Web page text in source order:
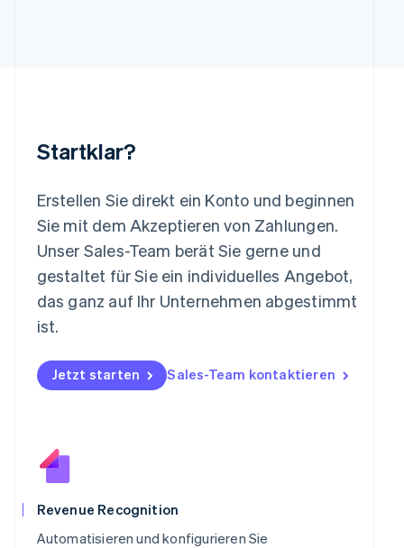
Startklar?
Erstellen Sie direkt ein Konto und beginnen
Sie mit dem Akzeptieren von Zahlungen.
Unser Sales-Team berät Sie gerne und
gestaltet für Sie ein individuelles Angebot,
das ganz auf Ihr Unternehmen abgestimmt
ist.
Jetzt starten Sales-Team kontaktieren
Revenue Recognition
Automatisieren und konfigurieren Sie
Malta
Mexiko
Neuseeland
English
Niederlande
Norwegen
DeutschEnglish
Polen
Schweden
SvenskaEnglish
DeutschFrançaisItalianoEnglish